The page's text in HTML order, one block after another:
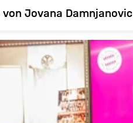
Jovana Damnjanovic